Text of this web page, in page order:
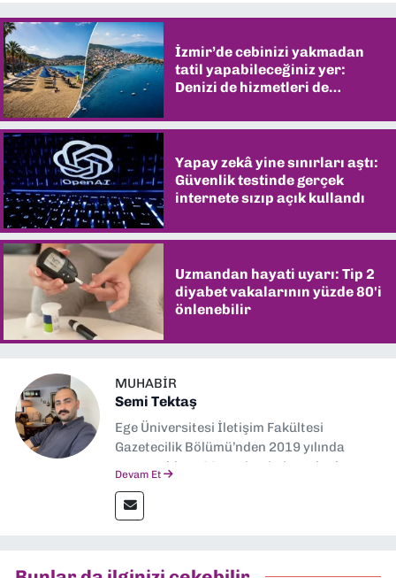
İzmir’de cebinizi yakmadan
tatil yapabileceğiniz yer:
Denizi de hizmetleri de
Yapay zekâ yine sınırları aştı:
Güvenlik testinde gerçek
internete sızıp açık kullandı
Uzmandan hayati uyarı: Tip 2
diyabet vakalarının yüzde 80'i
önlenebilir
MUHABIR
Semi Tektaş
Ege Üniversitesi İletişim Fakültesi
Gazetecilik Bölümü’nden 2019 yılında
mezun oldum. Mezuniyetimin ardından
Gazetesi gibi yayınlarda görev alarak
gazetecilik kariyerime başladım. Şubat
Devam Et